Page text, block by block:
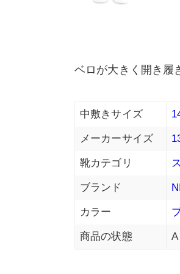
ベロが大きく開き履
中敷きサイズ
メーカーサイズ
靴カテゴリ
ブランド
カラー
商品の状態